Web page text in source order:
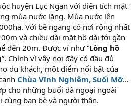
huyện Lục Ngan với diện tích mặt
mùa nước lặng. Mùa nước lên
Với bề ngang có nơi rộng nhất
và chiều dài mặt hồ dài tới gần
đến 20m. Được ví như “Lòng hồ
”. Chính vì vậy nơi đây có đầu đủ
du khách, một điểm nổi bật của
Chùa Vĩnh Nghiêm, Suối Mỡ…
cho những buổi dã ngoại ngoài
bạn bè và người thân.